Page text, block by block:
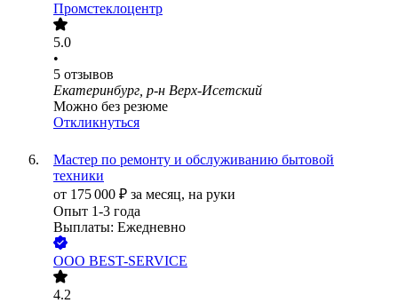
Промстеклоцентр
5.0
•
5 отзывов
Екатеринбург, р-н Верх-Исетский
Можно без резюме
Откликнуться
Мастер по ремонту и обслуживанию бытовой
техники
от 175 000 ₽ за месяц, на руки
Опыт 1-3 года
Выплаты: Ежедневно
ООО BEST-SERVICE
4.2